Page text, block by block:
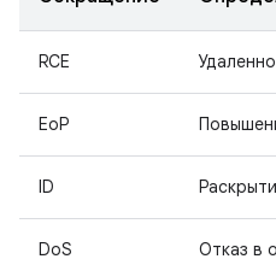
RCE
EoP
ID
DoS Отказ в